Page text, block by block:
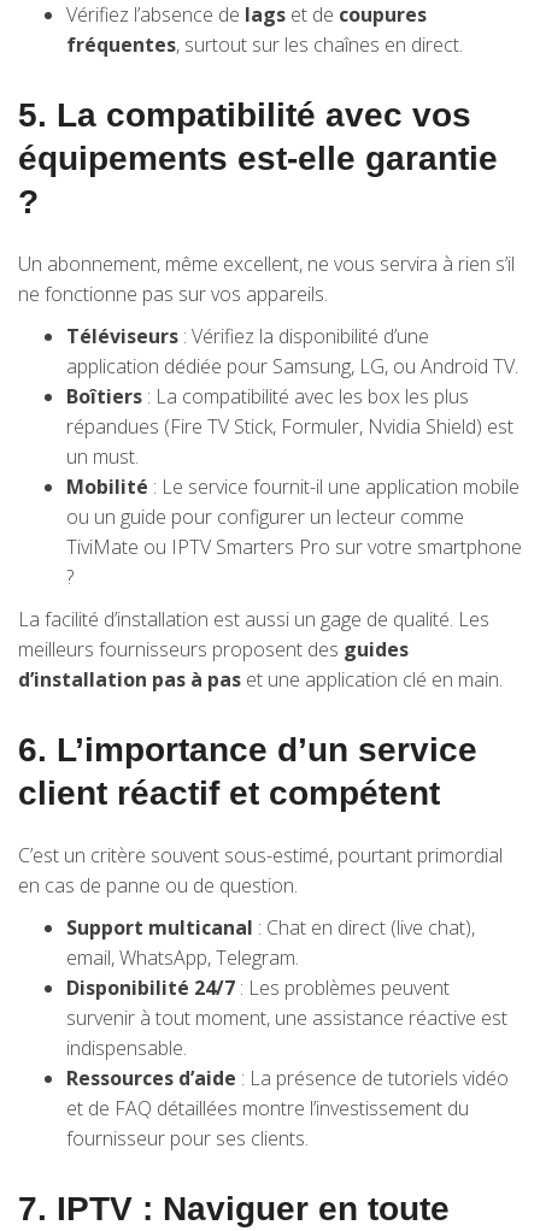
Vérifiez l’absence de lags et de coupures
fréquentes, surtout sur les chaînes en direct.
5. La compatibilité avec vos
équipements est-elle garantie
?
Un abonnement, même excellent, ne vous servira à rien s’il
ne fonctionne pas sur vos appareils.
Téléviseurs : Vérifiez la disponibilité d’une
application dédiée pour Samsung, LG, ou Android TV.
Boîtiers : La compatibilité avec les box les plus
répandues (Fire TV Stick, Formuler, Nvidia Shield) est
un must.
Mobilité : Le service fournit-il une application mobile
ou un guide pour configurer un lecteur comme
TiviMate ou IPTV Smarters Pro sur votre smartphone
?
La facilité d’installation est aussi un gage de qualité. Les
meilleurs fournisseurs proposent des guides
d’installation pas à pas et une application clé en main.
6. L’importance d’un service
client réactif et compétent
C’est un critère souvent sous-estimé, pourtant primordial
en cas de panne ou de question.
Support multicanal : Chat en direct (live chat),
email, WhatsApp, Telegram.
Disponibilité 24/7 : Les problèmes peuvent
survenir à tout moment, une assistance réactive est
indispensable.
Ressources d’aide : La présence de tutoriels vidéo
et de FAQ détaillées montre l’investissement du
fournisseur pour ses clients.
7. IPTV : Naviguer en toute